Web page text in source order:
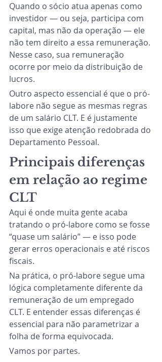
Quando o sócio atua apenas como
investidor — ou seja, participa com
capital, mas não da operação — ele
não tem direito a essa remuneração.
Nesse caso, sua remuneração
ocorre por meio da distribuição de
lucros.
Outro aspecto essencial é que o pró-
labore não segue as mesmas regras
de um salário CLT. E é justamente
isso que exige atenção redobrada do
Departamento Pessoal.
Principais diferenças
em relação ao regime
CLT
Aqui é onde muita gente acaba
tratando o pró-labore como se fosse
“quase um salário” — e isso pode
gerar erros operacionais e até riscos
fiscais.
Na prática, o pró-labore segue uma
lógica completamente diferente da
remuneração de um empregado
CLT. E entender essas diferenças é
essencial para não parametrizar a
folha de forma equivocada.
Vamos por partes.